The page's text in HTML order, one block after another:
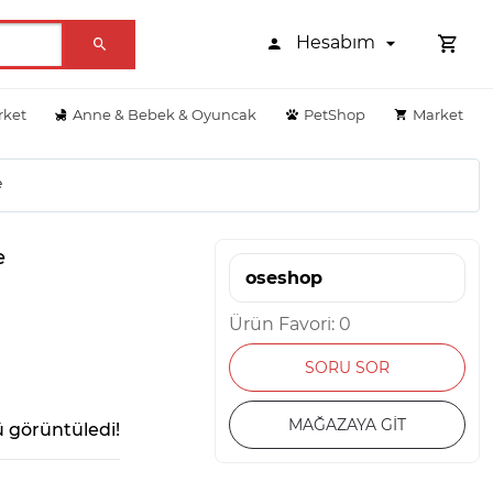
Hesabım
Anne & Bebek & Oyuncak PetShop Market
oseshop
Ürün Favori: 0
SORU SOR
MAĞAZAYA GİT
görüntüledi!